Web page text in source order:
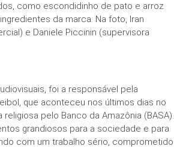
como escondidinho de pato e arroz
da marca. Na foto, Iran
e Daniele Piccinin (supervisora
foi a responsável pela
que aconteceu nos últimos dias no
pelo Banco da Amazônia (BASA).
grandiosos para a sociedade e para
com um trabalho sério, comprometido